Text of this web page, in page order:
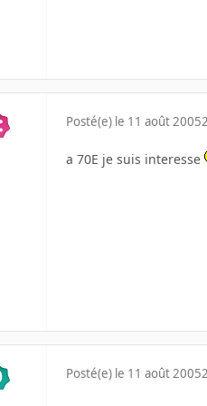
Posté(e) le 11 août 2005
a 70E je suis interesse
Posté(e) le 11 août 2005